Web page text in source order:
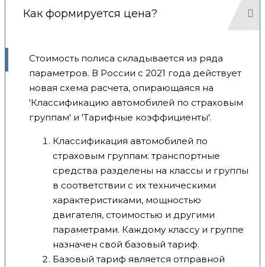
Как формируется цена?
Стоимость полиса складывается из ряда
параметров. В России с 2021 года действует
новая схема расчета, опирающаяся на
'Классификацию автомобилей по страховым
группам' и 'Тарифные коэффициенты'.
Классификация автомобилей по
страховым группам: транспортные
средства разделены на классы и группы
в соответствии с их техническими
характеристиками, мощностью
двигателя, стоимостью и другими
параметрами. Каждому классу и группе
назначен свой базовый тариф.
Базовый тариф является отправной